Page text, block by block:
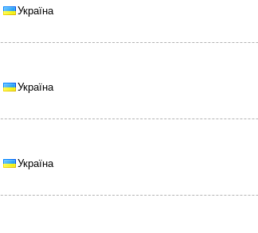
Україна
Україна
Україна